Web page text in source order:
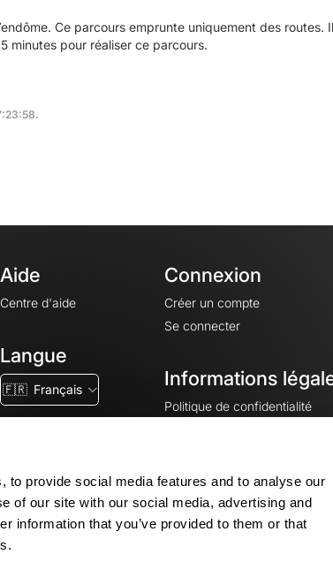
to provide social media features and to analyse our
of our site with our social media, advertising and
information that you’ve provided to them or that
Ce parcours emprunte uniquement des routes.
minutes pour réaliser ce parcours.
Aide
Centre d'aide
Langue
🇫🇷 Français
Connexion
Créer un compte
Se connecter
Informations
Politique de confidentialité
Mentions légales
Paramètres des cookies